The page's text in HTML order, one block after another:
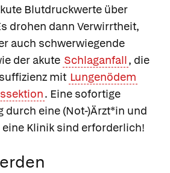
Blutdruckwerte über
drohen dann Verwirrtheit,
auch schwerwiegende
der akute Schlaganfall, die
mit Lungenödem
. Eine sofortige
durch eine (Not-)Ärzt*in und
Klinik sind erforderlich!